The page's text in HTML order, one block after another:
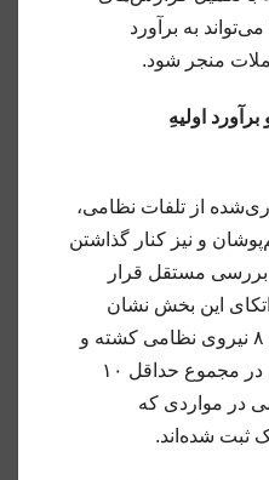
به برآورد
منجر شود.
اولیهِ
از تلفات نظامی،
و نیز کنار گذاشتن
بررسی مستقل قرار
اتکای این بخش نشان
می‌دهد که تاکنون دست‌کم ۸ نیروی نظامی کشته و
۲ نفر مجروح شده‌اند؛ یعنی در مجموع حداقل ۱۰
در مواردی که
ثبت شده‌اند.